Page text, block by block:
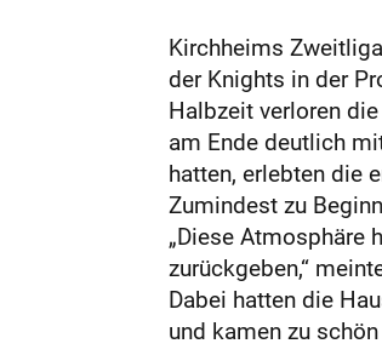
Kirchheims
der Knights in der
Halbzeit verloren
am Ende deutlich
hatten, erlebten die
Zumindest zu
„Diese Atmosphäre
zurückgeben,“
Dabei hatten die
und kamen zu